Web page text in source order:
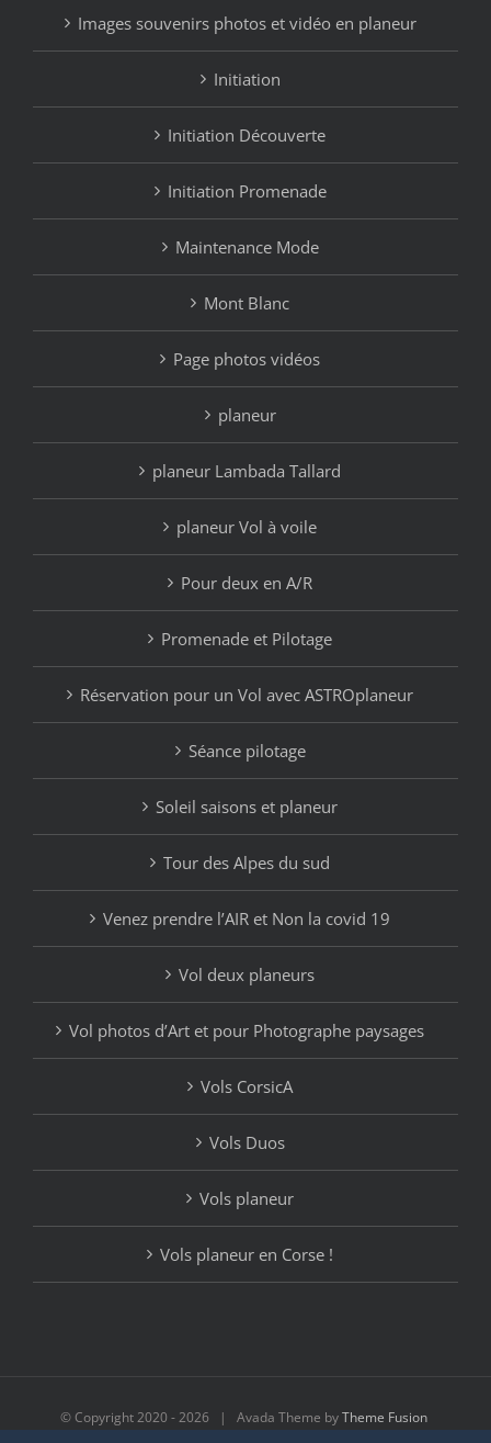
Images souvenirs photos et vidéo en planeur
Initiation
Initiation Découverte
Initiation Promenade
Maintenance Mode
Mont Blanc
Page photos vidéos
planeur
planeur Lambada Tallard
planeur Vol à voile
Pour deux en A/R
Promenade et Pilotage
Réservation pour un Vol avec ASTROplaneur
Séance pilotage
Soleil saisons et planeur
Tour des Alpes du sud
Venez prendre l’AIR et Non la covid 19
Vol deux planeurs
Vol photos d’Art et pour Photographe paysages
Vols CorsicA
Vols Duos
Vols planeur
Vols planeur en Corse !
© Copyright 2020 -2026 | Avada Theme byTheme Fusion